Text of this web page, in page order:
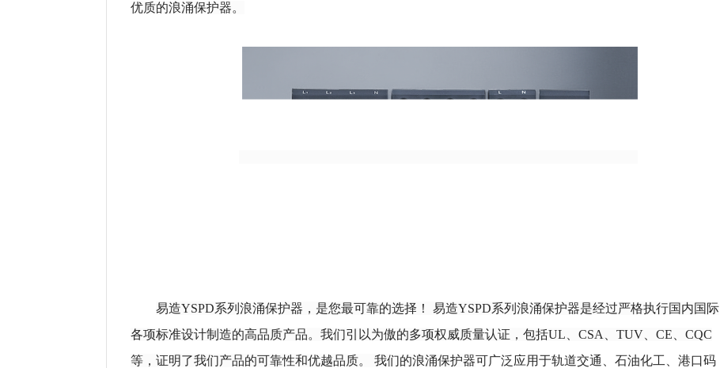
优质的浪涌保护器。
易造YSPD系列浪涌保护器，是您最可靠的选择！ 易造YSPD系列浪涌保护器是经过严格执行国内国际
各项标准设计制造的高品质产品。我们引以为傲的多项权威质量认证，包括UL、CSA、TUV、CE、CQC
等，证明了我们产品的可靠性和优越品质。 我们的浪涌保护器可广泛应用于轨道交通、石油化工、港口码